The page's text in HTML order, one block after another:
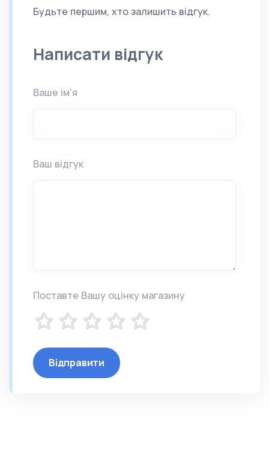
Будьте першим, хто залишить відгук.
Написати відгук
Ваше ім’я
Ваш відгук
Поставте Вашу оцінку магазину
Відправити